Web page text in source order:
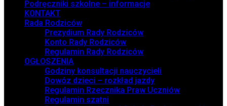
Podręczniki szkolne – informacje
KONTAKT
Rada Rodziców
Prezydium Rady Rodziców
Konto Rady Rodziców
Regulamin Rady Rodziców
OGŁOSZENIA
Godziny konsultacji nauczycieli
Dowóz dzieci – rozkład jazdy
Regulamin Rzecznika Praw Uczniów
Regulamin szatni